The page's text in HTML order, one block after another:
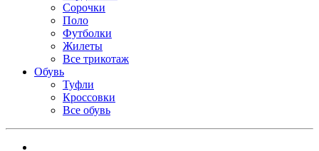
Сорочки
Поло
Футболки
Жилеты
Все трикотаж
Обувь
Туфли
Кроссовки
Все обувь